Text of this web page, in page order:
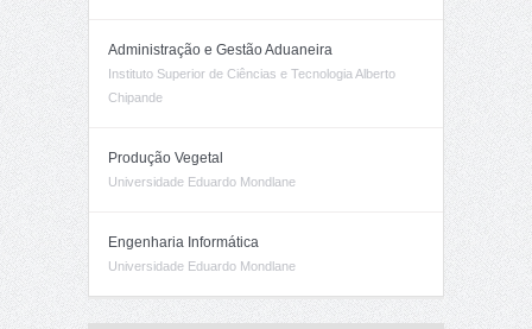
Administração e Gestão Aduaneira
Instituto Superior de Ciências e Tecnologia Alberto
Chipande
Produção Vegetal
Universidade Eduardo Mondlane
Engenharia Informática
Universidade Eduardo Mondlane